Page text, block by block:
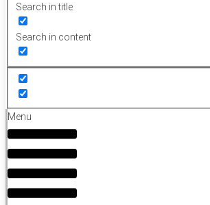
Search in title
Search in content
Menu